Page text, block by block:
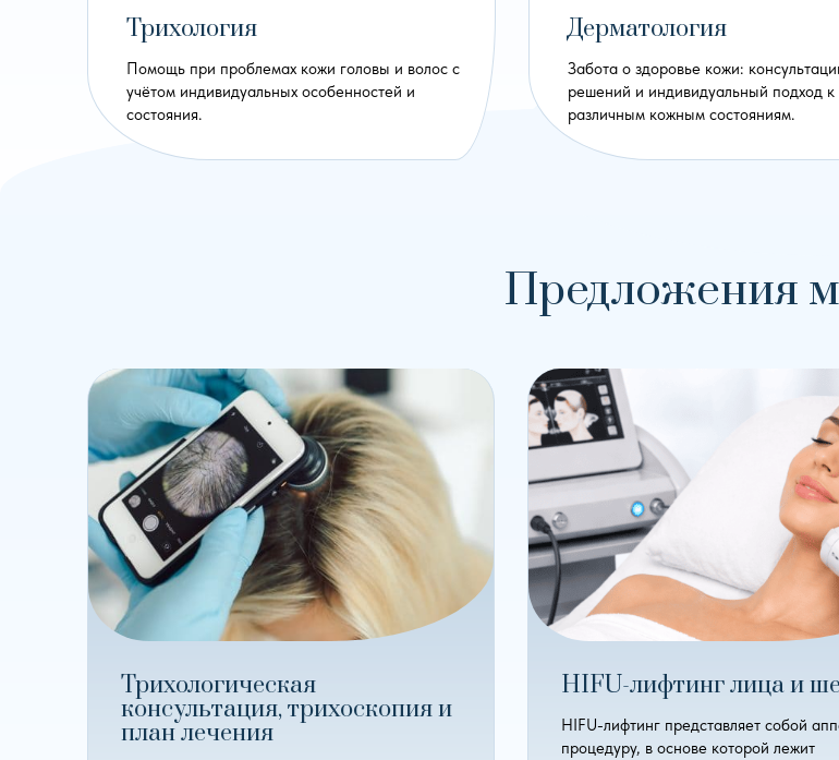
Трихология
Помощь при проблемах кожи головы и волос с
учётом индивидуальных особенностей и
состояния.
Дерматология
Забота о здоровье кожи:
решений и индивидуальный подход к
различным кожным состояниям.
Предложения
Трихологическая
консультация, трихоскопия и
план лечения
HIFU-лифтинг лица и
HIFU-лифтинг представляет собой
процедуру, в основе которой лежит